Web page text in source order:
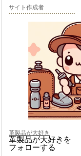
サイト作成者
革製品が大好き
革製品が大好きを
フォローする